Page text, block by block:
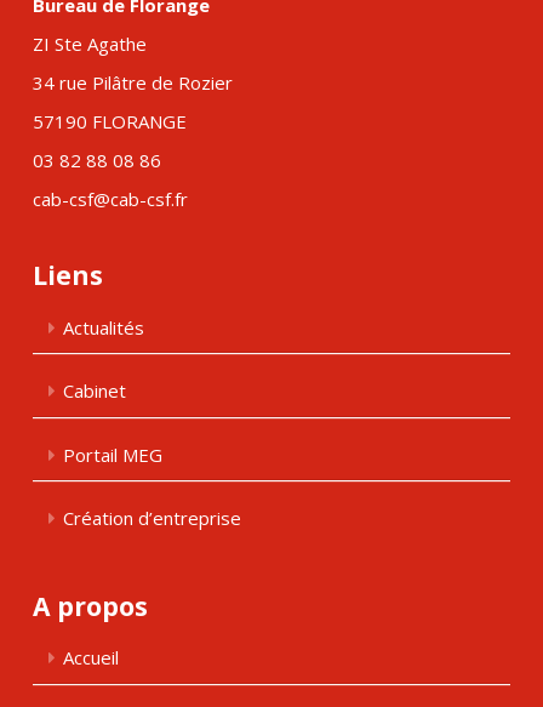
Bureau de Florange
ZI Ste Agathe
34 rue Pilâtre de Rozier
57190 FLORANGE
03 82 88 08 86
cab-csf@cab-csf.fr
Liens
Actualités
Cabinet
Portail MEG
Création d’entreprise
A propos
Accueil